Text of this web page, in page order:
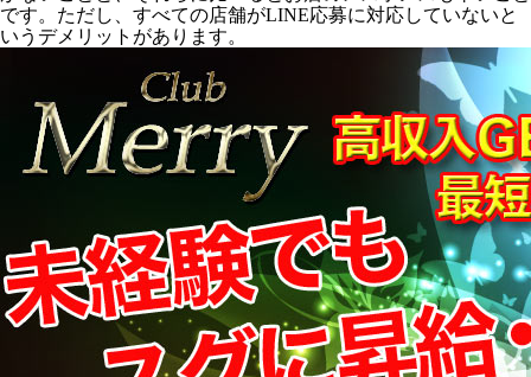
です。ただし、すべての店舗がLINE応募に対応していないと
いうデメリットがあります。